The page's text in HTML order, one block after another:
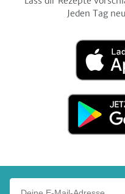
Jeden Tag
Laden
im
App
Jetzt
Google